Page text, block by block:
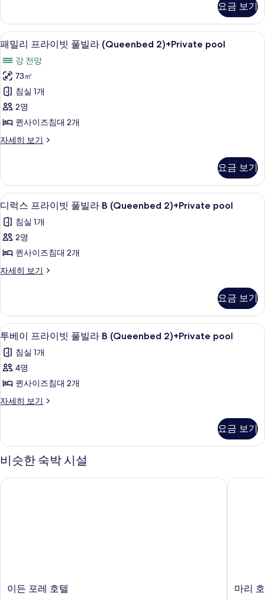
라
(Queenbed
4+Bedroom3)+Private
pool
사
진
모
두
보
프
라
이
빗
풀
빌
라
(Queenbed
4+Bedroom3)+Private
pool
자
세
요금 보기
패
밀
리
프
라
이
풀
라
(Queenbed
2)+Private
pool
사
진
모
기
패밀리 프라이빗 풀빌라 (Queenbed
33
패밀리 프라이빗 풀빌라 (Queenbed 2)+Private pool
강 전망
73㎡
침실 1개
2명
퀸사이즈침대 2개
자세히 보기
패
라
이
빗
풀
빌
라
2)+Private
pool
자
보
요금 보기
디
럭
스
프
이
풀
빌
라
B
(Queenbed
2)+Private
pool
사
모
두
보
기
디럭스 프라이빗 풀빌라 B
2
디럭스 프라이빗 풀빌라 B (Queenbed 2)+Private pool
침실 1개
2명
퀸사이즈침대 2개
자세히 보기
디
라
이
빗
풀
빌
라
(Queenbed
2)+Private
pool
히
기
요금 보기
투
베
이
프
이
풀
빌
라
B
두
오리/거위털 이불, 템퍼페딕 침대, 암막
1
투베이 프라이빗 풀빌라 B (Queenbed 2)+Private pool
침실 1개
4명
퀸사이즈침대 2개
자세히 보기
투
라
이
빗
빌
요금 보기
비슷한 숙박 시설
이
이든 포레 호텔
이든 포레 호텔
마
마리
마리 호